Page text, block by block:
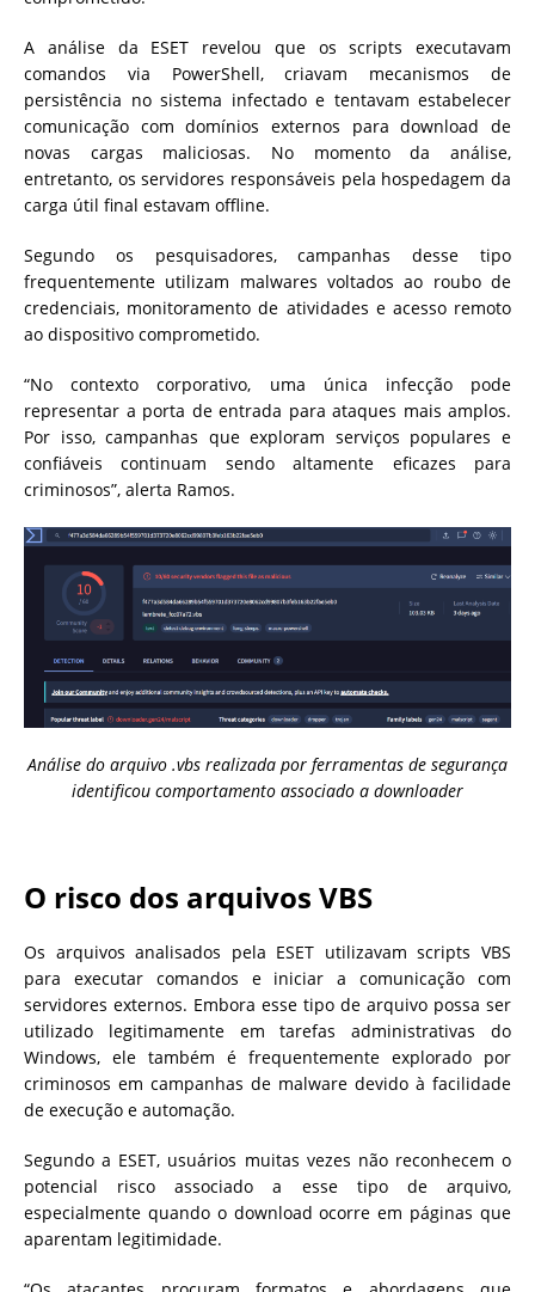
A análise da ESET revelou que os scripts executavam
comandos via PowerShell, criavam mecanismos de
persistência no sistema infectado e tentavam estabelecer
comunicação com domínios externos para download de
novas cargas maliciosas. No momento da análise,
entretanto, os servidores responsáveis pela hospedagem da
carga útil final estavam offline.
Segundo os pesquisadores, campanhas desse tipo
frequentemente utilizam malwares voltados ao roubo de
credenciais, monitoramento de atividades e acesso remoto
ao dispositivo comprometido.
“No contexto corporativo, uma única infecção pode
representar a porta de entrada para ataques mais amplos.
Por isso, campanhas que exploram serviços populares e
confiáveis continuam sendo altamente eficazes para
criminosos”, alerta Ramos.
Análise do arquivo .vbs realizada por ferramentas de segurança
identificou comportamento associado a downloader
O risco dos arquivos VBS
Os arquivos analisados pela ESET utilizavam scripts VBS
para executar comandos e iniciar a comunicação com
servidores externos. Embora esse tipo de arquivo possa ser
utilizado legitimamente em tarefas administrativas do
Windows, ele também é frequentemente explorado por
criminosos em campanhas de malware devido à facilidade
de execução e automação.
Segundo a ESET, usuários muitas vezes não reconhecem o
potencial risco associado a esse tipo de arquivo,
especialmente quando o download ocorre em páginas que
aparentam legitimidade.